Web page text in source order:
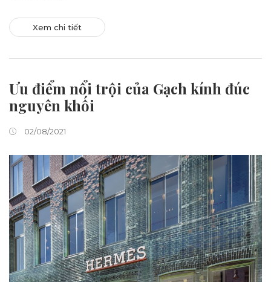
Xem chi tiết
Ưu điểm nổi trội của Gạch kính đúc
nguyên khối
02/08/2021